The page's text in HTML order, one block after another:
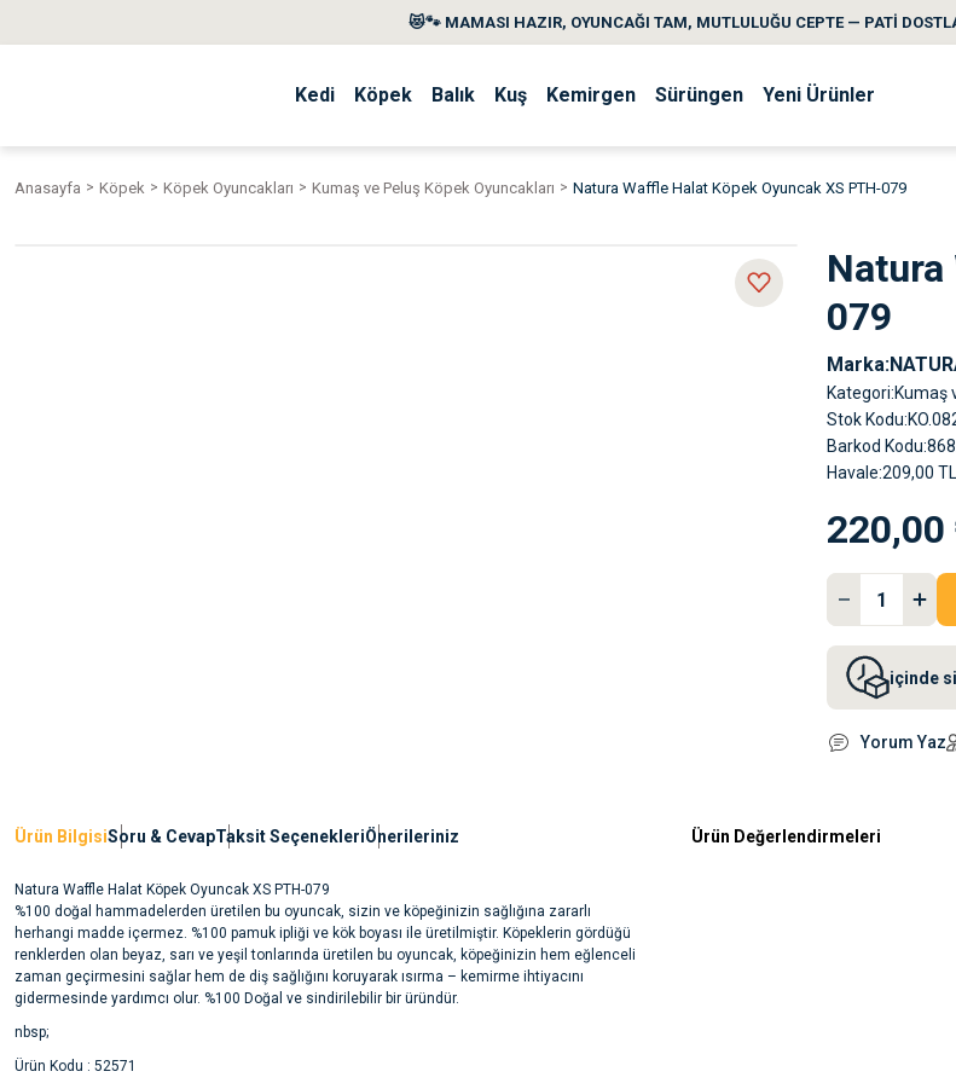
😻🐾 MAMASI HAZIR, OYUNCAĞI TAM, MUTLULUĞU CEPTE — PATİ
Kedi Köpek Balık Kuş Kemirgen Sürüngen Yeni Ürünler
Anasayfa Köpek Köpek Oyuncakları Kumaş ve Peluş Köpek Oyuncakları Natura Waffle Halat Köpek Oyuncak XS PTH-079
Natura
079
Marka
Kategori Kumaş
Stok Kodu
Barkod Kodu
Havale 209,00
220,00
içinde
Yorum Yaz
Ürün BilgisiSoru & CevapTaksit SeçenekleriÖnerileriniz
Natura Waffle Halat Köpek Oyuncak XS PTH-079
%100 doğal hammadelerden üretilen bu oyuncak, sizin ve köpeğinizin sağlığına zararlı
herhangi madde içermez. %100 pamuk ipliği ve kök boyası ile üretilmiştir. Köpeklerin gördüğü
renklerden olan beyaz, sarı ve yeşil tonlarında üretilen bu oyuncak, köpeğinizin hem eğlenceli
zaman geçirmesini sağlar hem de diş sağlığını koruyarak ısırma – kemirme ihtiyacını
gidermesinde yardımcı olur. %100 Doğal ve sindirilebilir bir üründür.
nbsp;
Ürün Kodu : 52571
Ürün Değerlendirmeleri